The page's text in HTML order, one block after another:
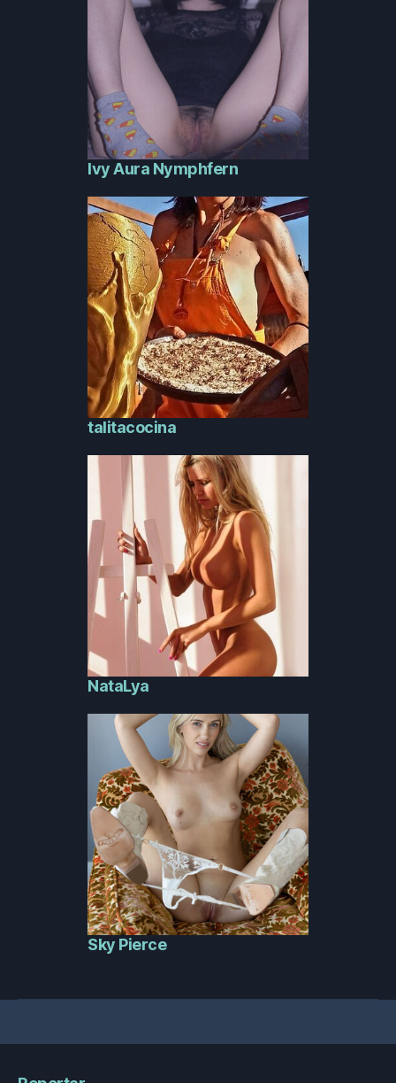
Ivy Aura Nymphfern
talitacocina
NataLya
Sky Pierce